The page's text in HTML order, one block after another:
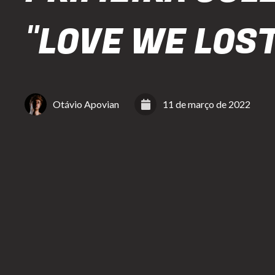
"LOVE WE
Otávio Apovian 11 de março de 2022